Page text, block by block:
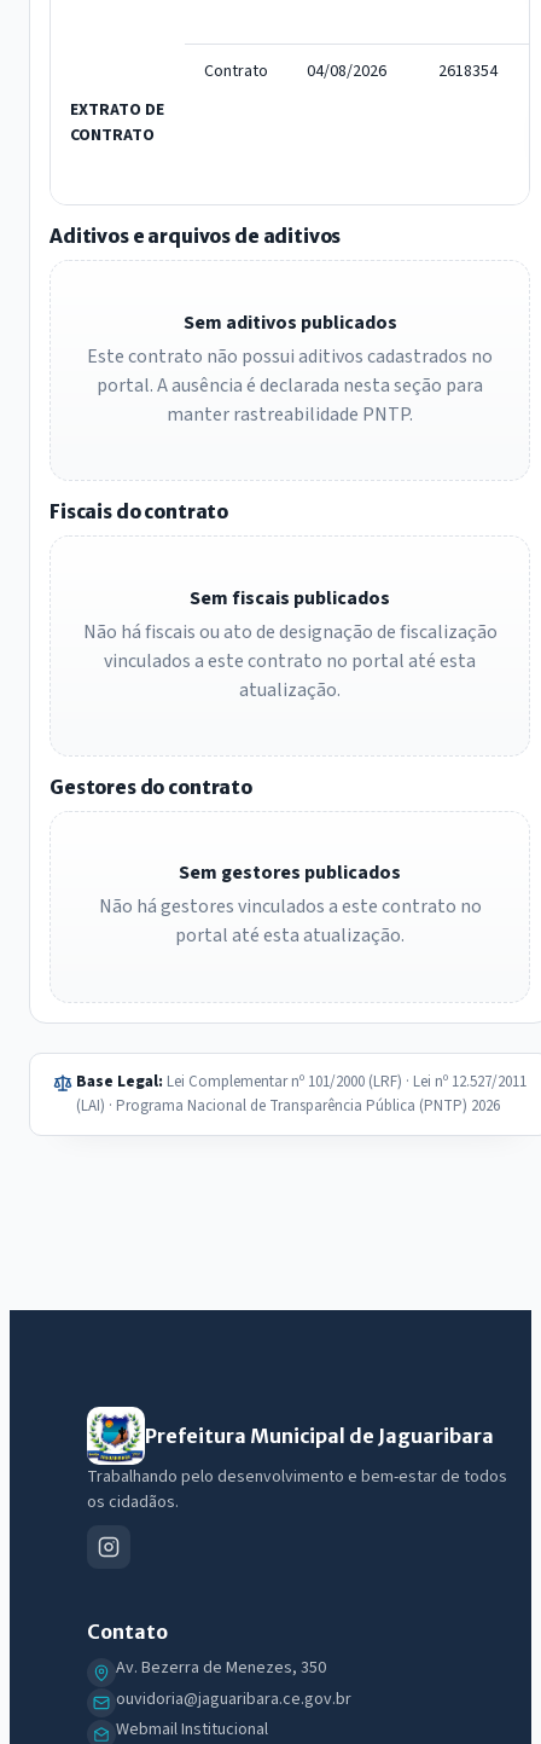
EXTRATO DE
CONTRATO
Contrato 04/08/2026 2618354
Aditivos e arquivos de aditivos
Sem aditivos publicados
Este contrato não possui aditivos cadastrados no
portal. A ausência é declarada nesta seção para
manter rastreabilidade PNTP.
Fiscais do contrato
Sem fiscais publicados
Não há fiscais ou ato de designação de fiscalização
vinculados a este contrato no portal até esta
atualização.
Gestores do contrato
Sem gestores publicados
Não há gestores vinculados a este contrato no
portal até esta atualização.
Base Legal: Lei Complementar nº 101/2000 (LRF) · Lei nº 12.527/2011
(LAI) · Programa Nacional de Transparência Pública (PNTP) 2026
Prefeitura Municipal de Jaguaribara
Trabalhando pelo desenvolvimento e bem-estar de todos
os cidadãos.
Contato
Av. Bezerra de Menezes, 350
ouvidoria@jaguaribara.ce.gov.br
Webmail Institucional